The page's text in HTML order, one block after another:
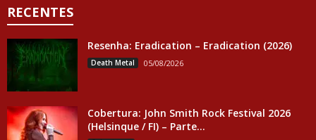
RECENTES
Resenha: Eradication – Eradication (2026)
Death Metal 05/08/2026
Cobertura: John Smith Rock Festival 2026
(Helsinque / FI) – Parte...